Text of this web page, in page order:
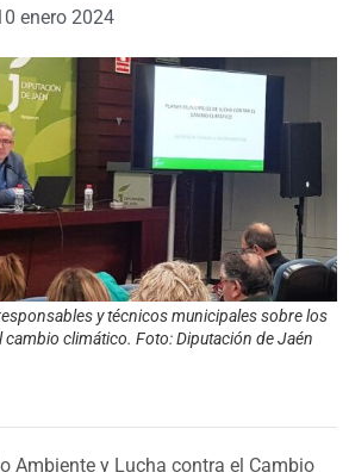
enero 2024
y técnicos municipales sobre los
cambio climático. Foto: Diputación de Jaén
Ambiente y Lucha contra el Cambio